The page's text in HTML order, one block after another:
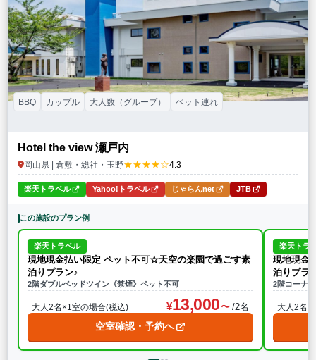
Hotel the view 瀬戸内
岡山県 | 倉敷・総社・玉野★★★★☆4.3
BBQ カップル 大人数（グループ） ペット連れ
楽天トラベル Yahoo!トラベル じゃらんnet JTB
この施設のプラン例
楽天トラベル
現地現金払い限定 ペット不可☆天空の楽園で過ごす素
泊りプラン♪
2階ダブルベッドツイン《禁煙》ペット不可
大人2名×1室の場合(税込) 13,000 /2名
空室確認・予約へ
楽天トラ
現地現金
泊りプラ
2階コーナ
大人2名